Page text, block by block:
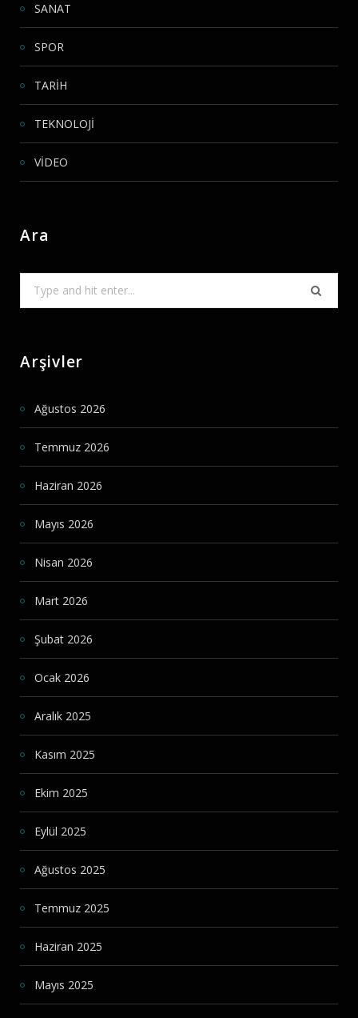
SANAT
SPOR
TARİH
TEKNOLOJİ
VİDEO
Ara
Arşivler
Ağustos 2026
Temmuz 2026
Haziran 2026
Mayıs 2026
Nisan 2026
Mart 2026
Şubat 2026
Ocak 2026
Aralık 2025
Kasım 2025
Ekim 2025
Eylül 2025
Ağustos 2025
Temmuz 2025
Haziran 2025
Mayıs 2025